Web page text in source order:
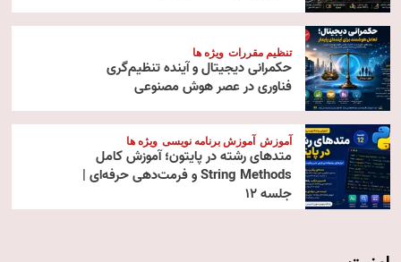
تنظیم مقررات ویژه ها
حکمرانی دیجیتال و آینده تنظیم‌گری
فناوری در عصر هوش مصنوعی
آموزش آموزش برنامه نویسی ویژه ها
متدهای رشته در پایتون؛ آموزش کامل
String Methods و فرمت‌دهی حرفه‌ای |
جلسه ۱۲